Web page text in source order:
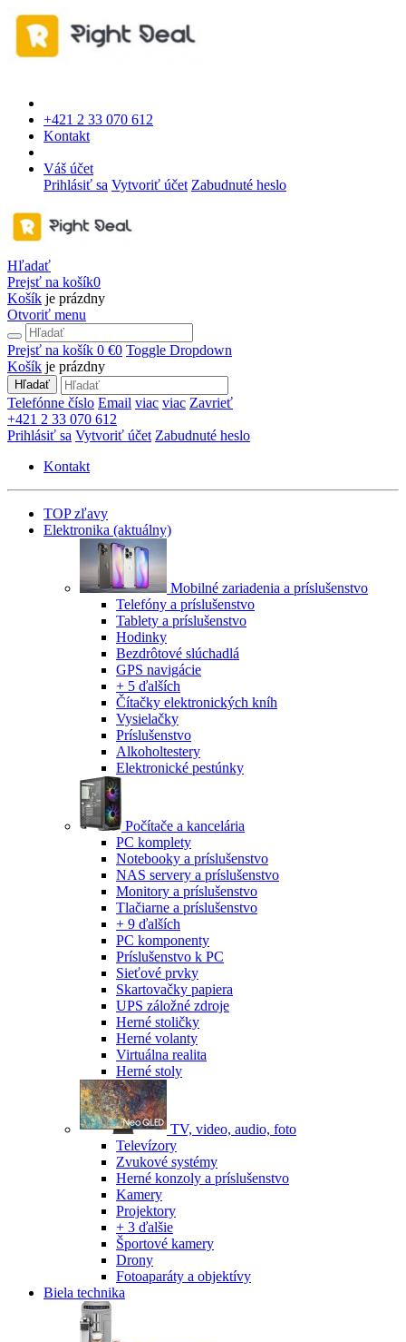
+421 2 33 070 612
Kontakt
Váš účet
Prihlásiť sa Vytvoriť účet Zabudnuté heslo
Hľadať
Prejsť na košík0
Košík je prázdny
Otvoriť menu
Prejsť na košík 0 €0 Toggle Dropdown
Košík je prázdny
Hľadať
Telefónne číslo Email viac viac Zavrieť
+421 2 33 070 612
Prihlásiť sa Vytvoriť účet Zabudnuté heslo
Kontakt
TOP zľavy
Elektronika (aktuálny)
Mobilné zariadenia a príslušenstvo
Telefóny a príslušenstvo
Tablety a príslušenstvo
Hodinky
Bezdrôtové slúchadlá
GPS navigácie
+ 5 ďalších
Čítačky elektronických kníh
Vysielačky
Príslušenstvo
Alkoholtestery
Elektronické pestúnky
Počítače a kancelária
PC komplety
Notebooky a príslušenstvo
NAS servery a príslušenstvo
Monitory a príslušenstvo
Tlačiarne a príslušenstvo
+ 9 ďalších
PC komponenty
Príslušenstvo k PC
Sieťové prvky
Skartovačky papiera
UPS záložné zdroje
Herné stoličky
Herné volanty
Virtuálna realita
Herné stoly
TV, video, audio, foto
Televízory
Zvukové systémy
Herné konzoly a príslušenstvo
Kamery
Projektory
+ 3 ďalšie
Športové kamery
Drony
Fotoaparáty a objektívy
Biela technika